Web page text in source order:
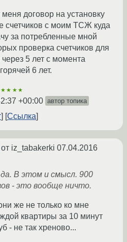
договор на установку
счетчиков с моим ТСЖ куда
за потребленные мной
проверка счетчиков для
5 лет с момента
6 лет.
+00:00 автор топика
Ссылка
от iz_tabakerki 07.04.2016
В этом и смысл. 900
- это вообще ничто.
же не только ко мне
квартиры за 10 минут
- не так хреново...